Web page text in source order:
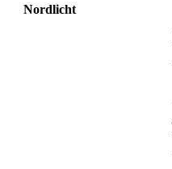
Nordlicht